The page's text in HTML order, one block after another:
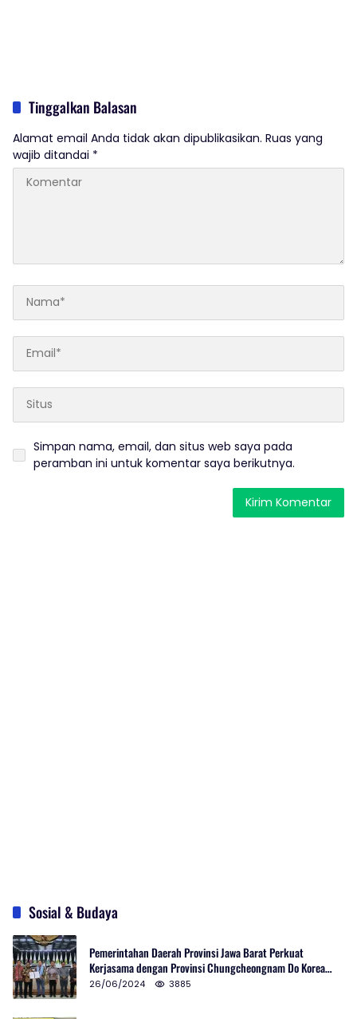
Tinggalkan Balasan
Alamat email Anda tidak akan dipublikasikan. Ruas yang
wajib ditandai *
Simpan nama, email, dan situs web saya pada
peramban ini untuk komentar saya berikutnya.
Sosial & Budaya
Pemerintahan Daerah Provinsi Jawa Barat Perkuat
Kerjasama dengan Provinsi Chungcheongnam Do Korea
Selatan
26/06/2024 3885